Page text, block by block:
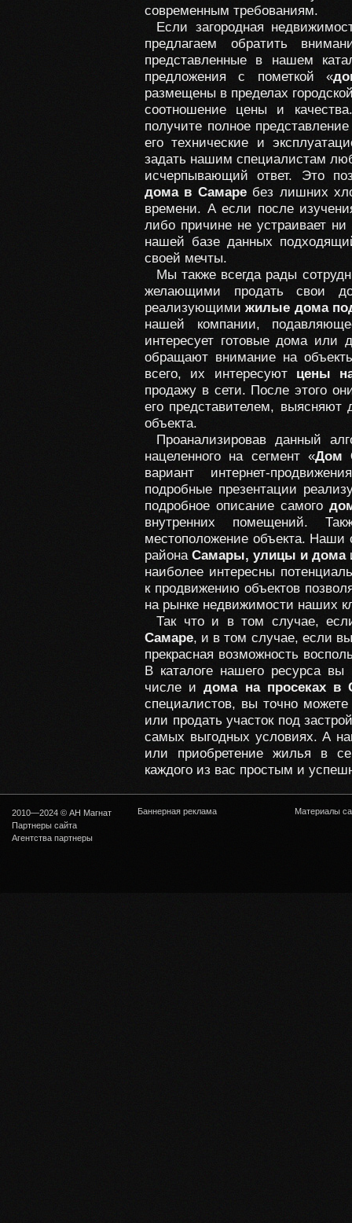
современным требованиям.
Если загородная
предлагаем обратить
представленные в нашем
предложения с пометкой «
размещены в пределах
соотношение цены и
получите полное
его технические и
задать нашим специалистам
исчерпывающий ответ. Это
дома в Самаребез лишних
времени. А если после
либо причине не устраивает
нашей базе данных
своей мечты.
Мы также всегда рады
желающими продать свои
реализующимижилые дома
нашей компании,
интересует готовые дома
обращают внимание на
всего, их интересуют цены
продажу в сети. После этого
его представителем,
объекта.
Проанализировав данный
нацеленного на сегмент «Дом
вариант интернет-
подробные презентации
подробное описание самого
внутренних помещений.
местоположение объекта. Наши
районаСамары, улицы и дома
наиболее интересны
к продвижению объектов
на рынке недвижимости наших
Так что и в том случае,
Самаре, и в том случае, если
прекрасная возможность
В каталоге нашего ресурса
числе идома на просеках в
специалистов, вы точно
или продать участок под
самых выгодных условиях. А
или приобретение жилья в
каждого из вас простым и
2010—2024 © АН Магнат
Партнеры сайта
Агентства партнеры
Баннерная реклама Материалы